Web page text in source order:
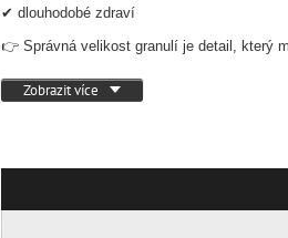
✔ dlouhodobé zdraví
👉 Správná velikost granulí je detail, který
Zobrazit více